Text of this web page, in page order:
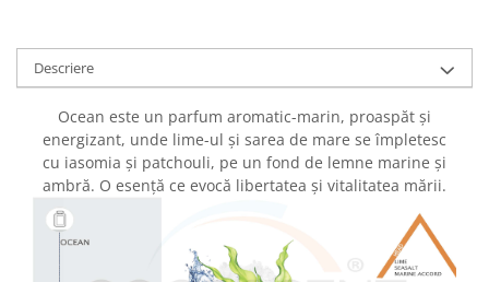
Descriere
Ocean este un parfum aromatic-marin, proaspăt și
energizant, unde lime-ul și sarea de mare se împletesc
cu iasomia și patchouli, pe un fond de lemne marine și
ambră. O esență ce evocă libertatea și vitalitatea mării.